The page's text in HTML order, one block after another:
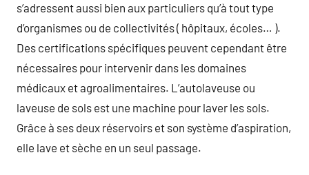
s’adressent aussi bien aux particuliers qu’à tout type
d’organismes ou de collectivités ( hôpitaux, écoles… ).
Des certifications spécifiques peuvent cependant être
nécessaires pour intervenir dans les domaines
médicaux et agroalimentaires. L’autolaveuse ou
laveuse de sols est une machine pour laver les sols.
Grâce à ses deux réservoirs et son système d’aspiration,
elle lave et sèche en un seul passage.